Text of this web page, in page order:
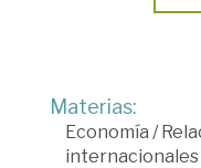
Materias:
Economía /
internacionales